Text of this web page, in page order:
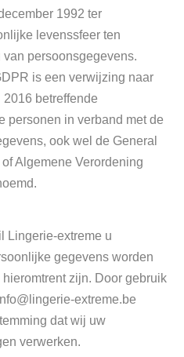
1992 ter
levenssfeer ten
persoonsgegevens.
is een verwijzing naar
betreffende
personen in verband met de
ook wel de General
Algemene Verordening
Lingerie-extreme u
gegevens worden
zijn. Door gebruik
extreme.be
dat wij uw
verwerken.